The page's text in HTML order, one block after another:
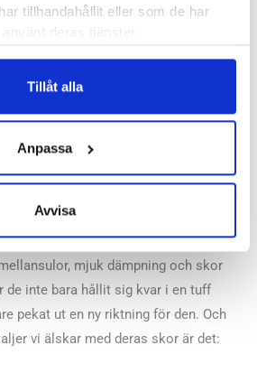
tillhandahållit eller som de har
deras tjänster.
Tillåt alla
Anpassa
Avvisa
Östersund
Hur kan vi springa snabbare nerför?
barfotatrenden och minimalistiska
gick de motsatt riktning. Med
mjuk dämpning och skor
de inte bara hållit sig kvar i en tuff
pekat ut en ny riktning för den. Och
vi älskar med deras skor är det: